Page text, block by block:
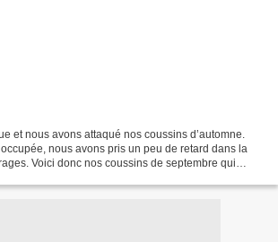
et nous avons attaqué nos coussins d’automne.
nous avons pris un peu de retard dans la
Voici donc nos coussins de septembre qui